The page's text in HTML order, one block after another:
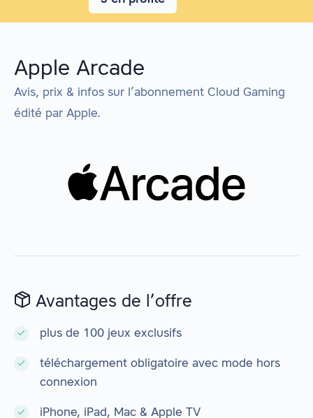
Apple Arcade
Avis, prix & infos sur l’abonnement Cloud Gaming
édité par Apple.
Avantages de l’offre
plus de 100 jeux exclusifs
téléchargement obligatoire avec mode hors
connexion
iPhone, iPad, Mac & Apple TV